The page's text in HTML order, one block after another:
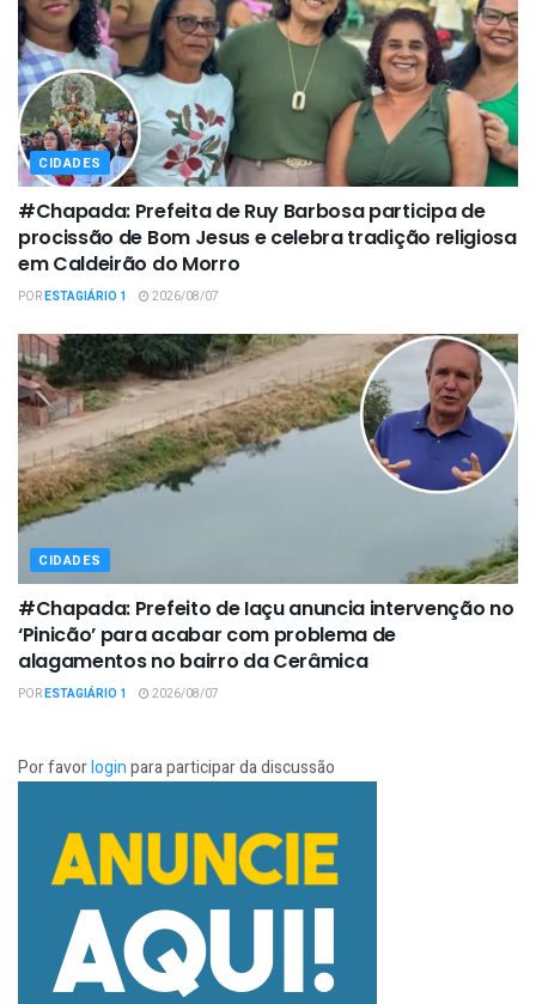
CIDADES
#Chapada: Prefeita de Ruy Barbosa participa de
procissão de Bom Jesus e celebra tradição religiosa
em Caldeirão do Morro
PORESTAGIÁRIO 1 2026/08/07
CIDADES
#Chapada: Prefeito de Iaçu anuncia intervenção no
‘Pinicão’ para acabar com problema de
alagamentos no bairro da Cerâmica
PORESTAGIÁRIO 1 2026/08/07
Por favorloginpara participar da discussão